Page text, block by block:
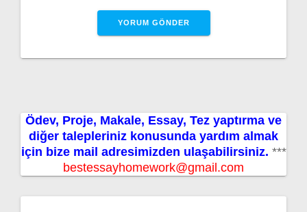
Ödev, Proje, Makale, Essay, Tez yaptırma ve
diğer talepleriniz konusunda yardım almak
için bize mail adresimizden ulaşabilirsiniz. ***
bestessayhomework@gmail.com